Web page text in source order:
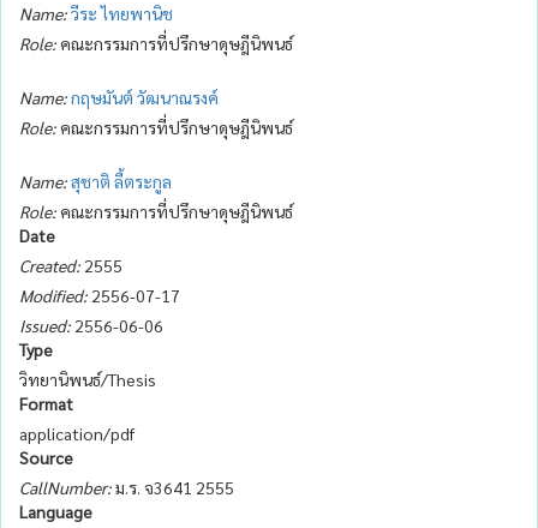
Name:วีระ ไทยพานิช
Role: คณะกรรมการที่ปรึกษาดุษฎีนิพนธ์
Name:กฤษมันต์ วัฒนาณรงค์
Role: คณะกรรมการที่ปรึกษาดุษฎีนิพนธ์
Name:สุชาติ ลี้ตระกูล
Role: คณะกรรมการที่ปรึกษาดุษฎีนิพนธ์
Date
Created: 2555
Modified: 2556-07-17
Issued: 2556-06-06
Type
วิทยานิพนธ์/Thesis
Format
application/pdf
Source
CallNumber:ม.ร. จ3641 2555
Language